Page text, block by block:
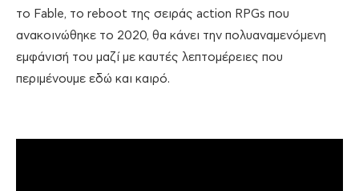
το Fable, το reboot της σειράς action RPGs που
ανακοινώθηκε το 2020, θα κάνει την πολυαναμενόμενη
εμφάνισή του μαζί με καυτές λεπτομέρειες που
περιμένουμε εδώ και καιρό.